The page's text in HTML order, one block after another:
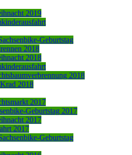
2019
Geburtstag
2018
2018
2018
2018
2017
Geburtstag 2017
2017
2017
Geburtstag